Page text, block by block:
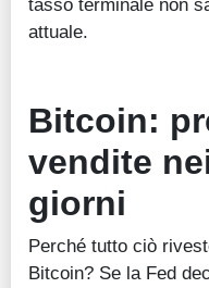
tasso terminale non
attuale.
Bitcoin:
vendite
giorni
Perché tutto ciò
Bitcoin? Se la Fed